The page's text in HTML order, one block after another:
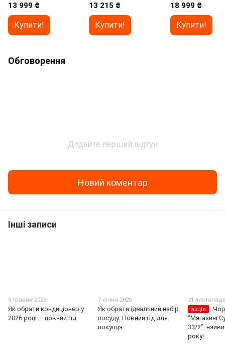
13 999 ₴
Купити!
13 215 ₴
Купити!
18 999 ₴
Купити!
Обговорення
Додайте перший відгук
Новий коментар
Інші записи
5 травня 2026
Як обрати кондиціонер у
2026 році — повний гід
7 січня 2026
Як обрати ідеальний набір
посуду: Повний гід для
покупця
21
акція
“Магазині
33/2”:
року!